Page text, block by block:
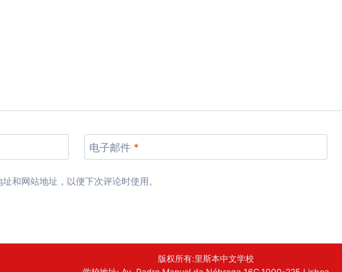
电子邮件 *
和网站地址，以便下次评论时使用。
版权所有:里斯本中文学校